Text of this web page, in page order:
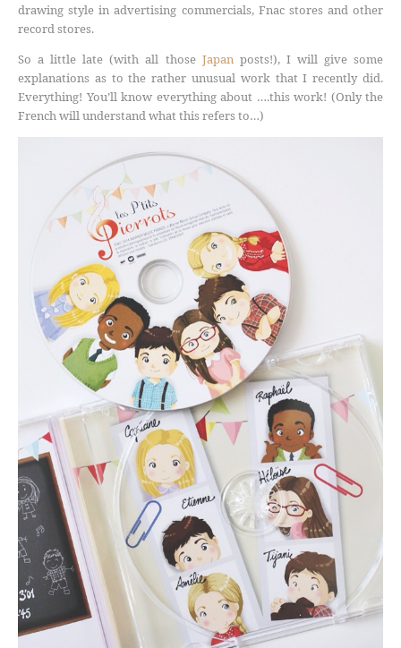
drawing style in advertising commercials, Fnac stores and other
record stores.
So a little late (with all those Japanposts!), I will give some
explanations as to the rather unusual work that I recently did.
Everything! You’ll know everything about ….this work! (Only the
French will understand what this refers to…)